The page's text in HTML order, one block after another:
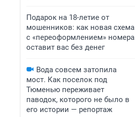
Подарок на 18-летие от
мошенников: как новая схема
с «переоформлением» номера
оставит вас без денег
Вода совсем затопила
мост. Как поселок под
Тюменью переживает
паводок, которого не было в
его истории — репортаж